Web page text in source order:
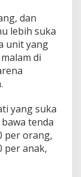
dan
lebih suka
unit yang
di
yang suka
tenda
per orang,
per anak,